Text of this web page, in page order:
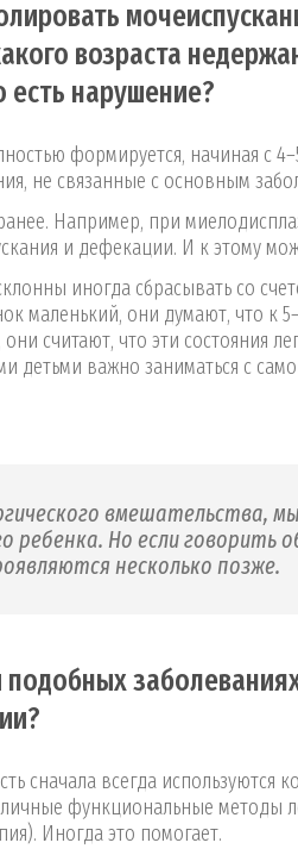
возраста
нарушение?
формируется, начиная с
не связанные с основным
Например, при
и дефекации. И к этому
иногда сбрасывать со
маленький, они думают, что к
считают, что эти состояния
детьми важно заниматься с
вмешательства,
ребенка. Но если говорить
несколько позже.
сначала всегда используются
функциональные методы
Иногда это помогает.